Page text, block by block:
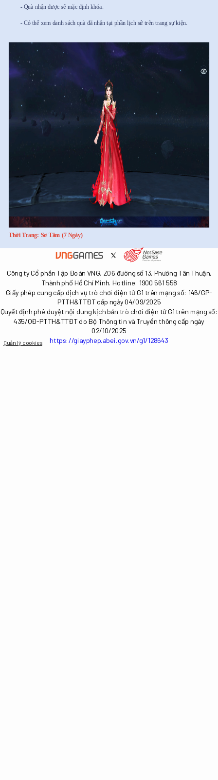
- Quà nhận được sẽ mặc định khóa.
- Có thể xem danh sách quà đã nhận tại phần lịch sử trên trang sự kiện.
Thời Trang: Sơ Tâm (7 Ngày)
Công ty Cổ phần Tập Đoàn VNG. Z06 đường số 13, Phường Tân Thuận,
Thành phố Hồ Chí Minh. Hotline: 1900 561 558
Giấy phép cung cấp dịch vụ trò chơi điện tử G1 trên mạng số: 146/GP-
PTTH&TTĐT cấp ngày 04/09/2025
Quyết định phê duyệt nội dung kịch bản trò chơi điện tử G1 trên mạng số:
435/QĐ-PTTH&TTĐT do Bộ Thông tin và Truyền thông cấp ngày
02/10/2025
https://giayphep.abei.gov.vn/g1/128643
Quản lý cookies